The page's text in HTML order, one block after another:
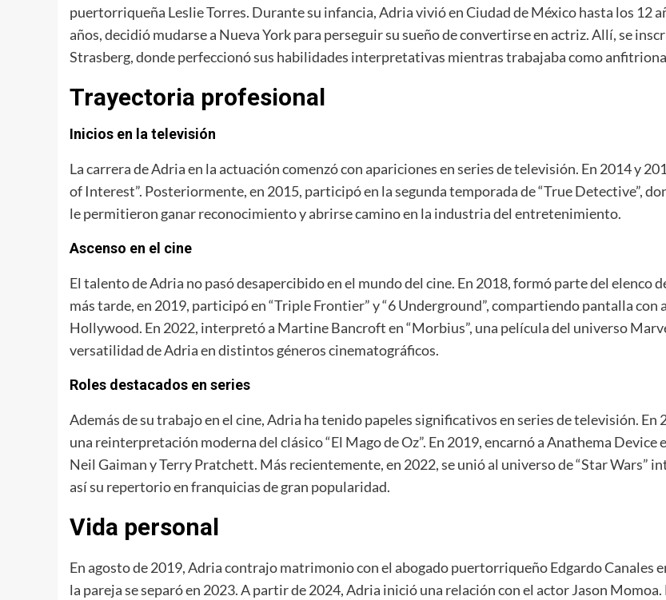
puertorriqueña Leslie Torres. Durante su infancia, Adria vivió en Ciudad de México hasta los 12
años, decidió mudarse a Nueva York para perseguir su sueño de convertirse en actriz. Allí, se
Strasberg, donde perfeccionó sus habilidades interpretativas mientras trabajaba como
Trayectoria profesional
Inicios en la televisión
La carrera de Adria en la actuación comenzó con apariciones en series de televisión. En 2014 y
of Interest”. Posteriormente, en 2015, participó en la segunda temporada de “True Detective”,
le permitieron ganar reconocimiento y abrirse camino en la industria del entretenimiento.
Ascenso en el cine
El talento de Adria no pasó desapercibido en el mundo del cine. En 2018, formó parte del elenco
más tarde, en 2019, participó en “Triple Frontier” y “6 Underground”, compartiendo pantalla
Hollywood. En 2022, interpretó a Martine Bancroft en “Morbius”, una película del universo
versatilidad de Adria en distintos géneros cinematográficos.
Roles destacados en series
Además de su trabajo en el cine, Adria ha tenido papeles significativos en series de televisión.
una reinterpretación moderna del clásico “El Mago de Oz”. En 2019, encarnó a Anathema Device
Neil Gaiman y Terry Pratchett. Más recientemente, en 2022, se unió al universo de “Star Wars”
así su repertorio en franquicias de gran popularidad.
Vida personal
En agosto de 2019, Adria contrajo matrimonio con el abogado puertorriqueño Edgardo Canales
la pareja se separó en 2023. A partir de 2024, Adria inició una relación con el actor Jason